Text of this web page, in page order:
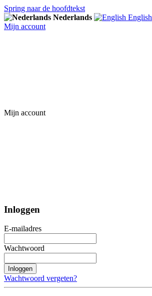
Spring naar de hoofdtekst
Nederlands
English
Mijn account
Mijn account
Inloggen
E-mailadres
Wachtwoord
Inloggen
Wachtwoord vergeten?